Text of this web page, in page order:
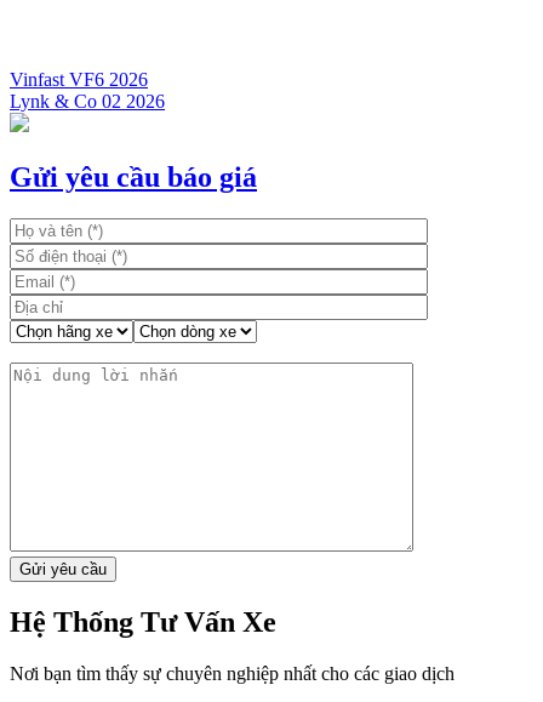
Điều
hướng
bài
Vinfast VF6 2026
Lynk & Co 02 2026
Gửi yêu cầu báo giá
Hệ Thống Tư Vấn Xe
Nơi bạn tìm thấy sự chuyên nghiệp nhất cho các giao dịch